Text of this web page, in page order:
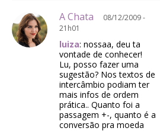
A Chata
08/12/2009 -
21h01
luiza: nossaa, deu ta
vontade de conhecer!
Lu, posso fazer uma
sugestão? Nos textos de
intercâmbio podiam ter
mais infos de ordem
prática.. Quanto foi a
passagem +-, quanto é a
conversão pra moeda